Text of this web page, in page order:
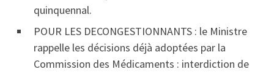
quinquennal.
POUR LES DECONGESTIONNANTS : le Ministre
rappelle les décisions déjà adoptées par la
Commission des Médicaments : interdiction de